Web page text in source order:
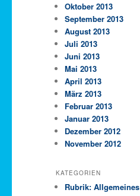
Oktober 2013
September 2013
August 2013
Juli 2013
Juni 2013
Mai 2013
April 2013
März 2013
Februar 2013
Januar 2013
Dezember 2012
November 2012
KATEGORIEN
Rubrik: Allgemeines